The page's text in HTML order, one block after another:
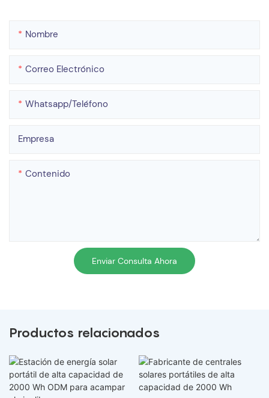
Nombre
Correo Electrónico
Whatsapp/teléfono
Empresa
Contenido
Enviar Consulta Ahora
Productos relacionados